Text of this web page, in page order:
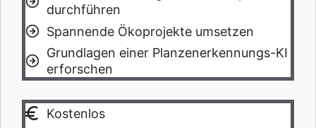
durchführen
Spannende Ökoprojekte umsetzen
Grundlagen einer Planzenerkennungs-KI
erforschen
Kostenlos